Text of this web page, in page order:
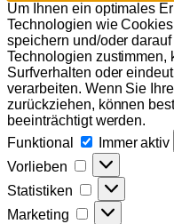
Um Ihnen ein optimales
Technologien wie
speichern und/oder
Technologien
Surfverhalten oder
verarbeiten. Wenn Sie
zurückziehen, können
beeinträchtigt werden.
Funktional
Funktional
Immer aktiv
Vorlieben
Vorlieben
Statistiken
Statistiken
Marketing
Marketing